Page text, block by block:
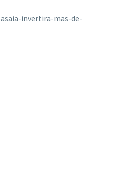
invertira-mas-de-